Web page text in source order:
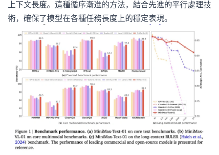
上下文長度。這種循序漸進的方法，結合先進的平行處理技
術，確保了模型在各種任務長度上的穩定表現。